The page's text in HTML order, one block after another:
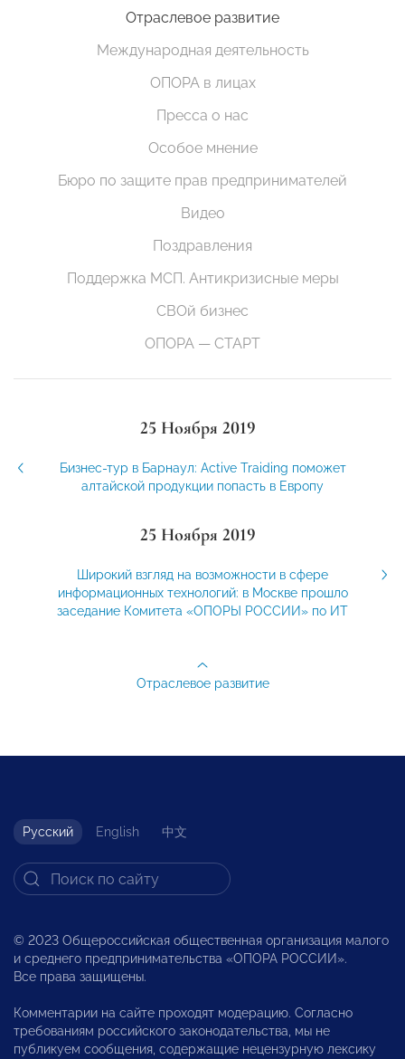
Отраслевое развитие
Международная деятельность
ОПОРА в лицах
Пресса о нас
Особое мнение
Бюро по защите прав предпринимателей
Видео
Поздравления
Поддержка МСП. Антикризисные меры
СВОй бизнес
ОПОРА — СТАРТ
25 Ноября 2019
Бизнес-тур в Барнаул: Active Traiding поможет
алтайской продукции попасть в Европу
25 Ноября 2019
Широкий взгляд на возможности в сфере
информационных технологий: в Москве прошло
заседание Комитета «ОПОРЫ РОССИИ» по ИТ
Отраслевое развитие
Русский English 中文
© 2023 Общероссийская общественная организация малого
и среднего предпринимательства «ОПОРА РОССИИ».
Все права защищены.
Комментарии на сайте проходят модерацию. Согласно
требованиям российского законодательства, мы не
публикуем сообщения, содержащие нецензурную лексику